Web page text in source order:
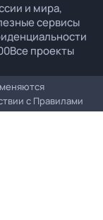
и мира,
сервисы
Все проекты
с Правилами